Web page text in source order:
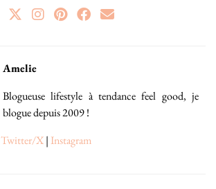
Amelie
Blogueuse lifestyle à tendance feel good, je
blogue depuis 2009 !
Twitter/X| Instagram